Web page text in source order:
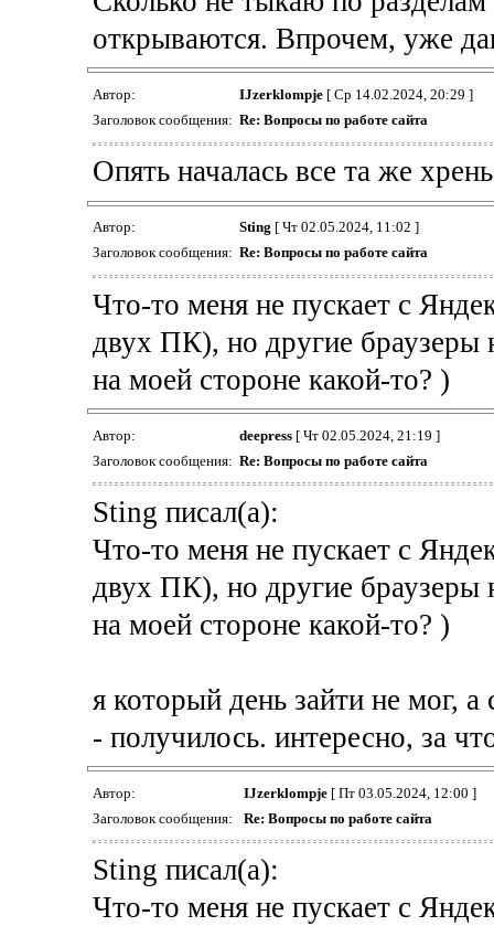
открываются. Впрочем, уже
Автор: IJzerklompje[ Ср 14.02.2024, 20:29 ]
Заголовок сообщения: Re: Вопросы по работе сайта
Опять началась все та же
Автор: Sting [ Чт 02.05.2024, 11:02 ]
Заголовок сообщения: Re: Вопросы по работе сайта
Что-то меня не пускает с
двух ПК), но другие браузеры
на моей стороне какой-то? )
Автор: deepress[ Чт 02.05.2024, 21:19 ]
Заголовок сообщения: Re: Вопросы по работе сайта
Sting писал(а):
Что-то меня не пускает с
двух ПК), но другие браузеры
на моей стороне какой-то? )
я который день зайти не мог,
- получилось. интересно, за
Автор: IJzerklompje[ Пт 03.05.2024, 12:00 ]
Заголовок сообщения:
Re: Вопросы по работе сайта
Sting писал(а):
Что-то меня не пускает с